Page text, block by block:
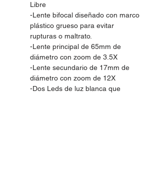
Libre
-Lente bifocal diseñado con marco
plástico grueso para evitar
rupturas o maltrato.
-Lente principal de 65mm de
diámetro con zoom de 3.5X
-Lente secundario de 17mm de
diámetro con zoom de 12X
-Dos Leds de luz blanca que